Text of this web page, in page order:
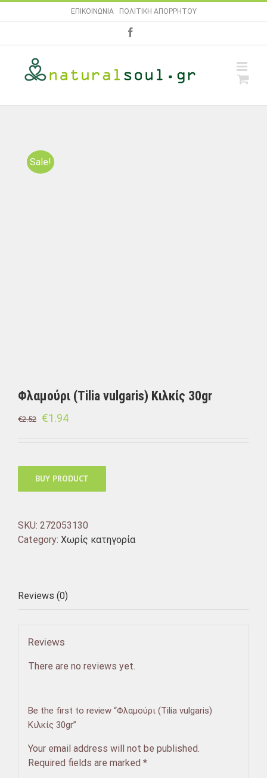
to
ΕΠΙΚΟΙΝΩΝΙΑ| ΠΟΛΙΤΙΚΗ ΑΠΟΡΡΗΤΟΥ
Sale!
Φλαμούρι (Tilia vulgaris) Κιλκίς 30gr
€2.52 €1.94
BUY PRODUCT
SKU: 272053130
Category: Χωρίς κατηγορία
Reviews (0)
Reviews
There are no reviews yet.
Be the first to review “Φλαμούρι (Tilia vulgaris)
Κιλκίς 30gr”
Your email address will not be published.
Required fields are marked *